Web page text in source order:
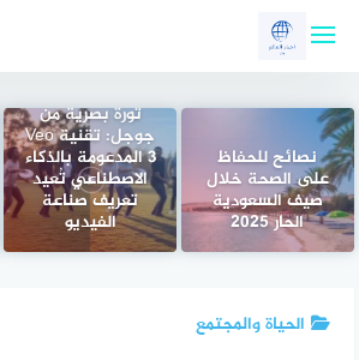
نصائح للحفاظ
على الصحة خلال
صيف السعودية
الحار 2025
ثورة بصرية من
جوجل: تقنية Veo
3 المدعومة بالذكاء
الاصطناعي تُعيد
تعريف صناعة
الفيديو
الحياة والمجتمع